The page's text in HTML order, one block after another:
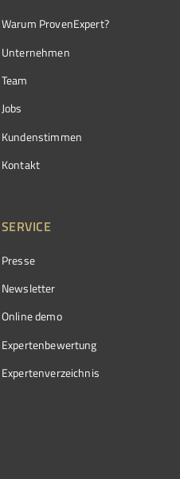
Warum ProvenExpert?
Unternehmen
Team
Jobs
Kundenstimmen
Kontakt
SERVICE
Presse
Newsletter
Online demo
Expertenbewertung
Expertenverzeichnis